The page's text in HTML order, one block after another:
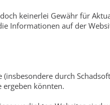
keinerlei Gewähr für
Informationen auf der
durch
ergeben könnten.